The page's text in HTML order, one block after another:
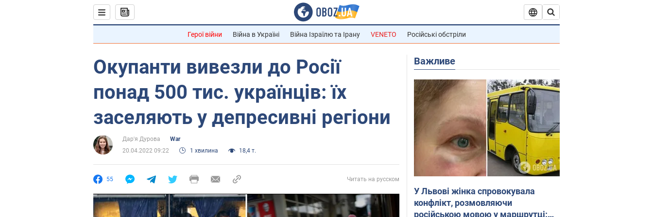
Герої війни Війна в Україні Війна Ізраїлю та Ірану VENETO Російські обстріли
Окупанти вивезли до Росії
понад 500 тис. українців: їх
заселяють у депресивні регіони
Дар'я Дурова
War
20.04.2022 09:22
1 хвилина 18,4 т.
55 Читать на русском
Важливе
У Львові жінка спровокувала
конфлікт, розмовляючи
російською мовою у маршрутці: